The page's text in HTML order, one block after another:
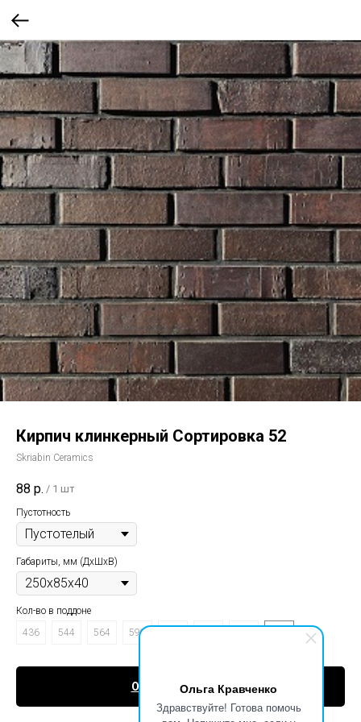
Ольга Кравченко
Здравствуйте! Готова помочь
Кирпич клинкерный Сортировка 52
Skriabin Ceramics
88 р. / 1 шт
Пустотность
Габариты, мм (ДxШxВ)
Кол-во в поддоне
436
544 564 599
Оформить заявку